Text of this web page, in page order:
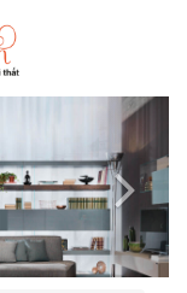
Next